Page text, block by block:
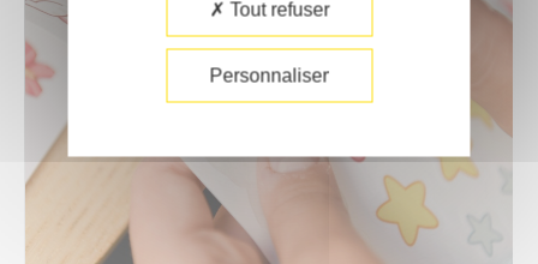
Tout refuser
Personnaliser